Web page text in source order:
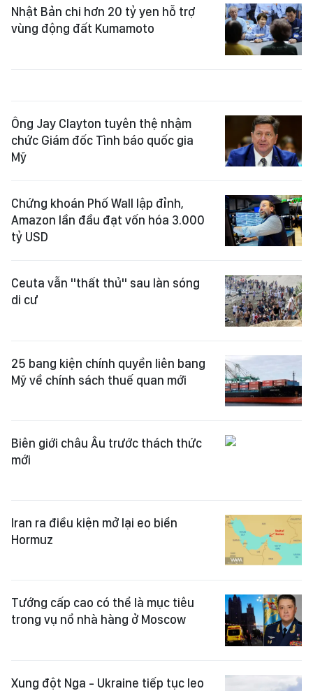
Nhật Bản chi hơn 20 tỷ yen hỗ trợ
vùng động đất Kumamoto
Ông Jay Clayton tuyên thệ nhậm
chức Giám đốc Tình báo quốc gia
Mỹ
Chứng khoán Phố Wall lập đỉnh,
Amazon lần đầu đạt vốn hóa 3.000
tỷ USD
Ceuta vẫn "thất thủ" sau làn sóng
di cư
25 bang kiện chính quyền liên bang
Mỹ về chính sách thuế quan mới
Biên giới châu Âu trước thách thức
mới
Iran ra điều kiện mở lại eo biển
Hormuz
Tướng cấp cao có thể là mục tiêu
trong vụ nổ nhà hàng ở Moscow
Xung đột Nga - Ukraine tiếp tục leo